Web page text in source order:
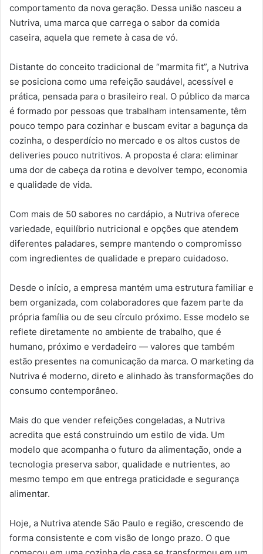
comportamento da nova geração. Dessa união nasceu a
Nutriva, uma marca que carrega o sabor da comida
caseira, aquela que remete à casa de vó.
Distante do conceito tradicional de “marmita fit”, a Nutriva
se posiciona como uma refeição saudável, acessível e
prática, pensada para o brasileiro real. O público da marca
é formado por pessoas que trabalham intensamente, têm
pouco tempo para cozinhar e buscam evitar a bagunça da
cozinha, o desperdício no mercado e os altos custos de
deliveries pouco nutritivos. A proposta é clara: eliminar
uma dor de cabeça da rotina e devolver tempo, economia
e qualidade de vida.
Com mais de 50 sabores no cardápio, a Nutriva oferece
variedade, equilíbrio nutricional e opções que atendem
diferentes paladares, sempre mantendo o compromisso
com ingredientes de qualidade e preparo cuidadoso.
Desde o início, a empresa mantém uma estrutura familiar e
bem organizada, com colaboradores que fazem parte da
própria família ou de seu círculo próximo. Esse modelo se
reflete diretamente no ambiente de trabalho, que é
humano, próximo e verdadeiro — valores que também
estão presentes na comunicação da marca. O marketing da
Nutriva é moderno, direto e alinhado às transformações do
consumo contemporâneo.
Mais do que vender refeições congeladas, a Nutriva
acredita que está construindo um estilo de vida. Um
modelo que acompanha o futuro da alimentação, onde a
tecnologia preserva sabor, qualidade e nutrientes, ao
mesmo tempo em que entrega praticidade e segurança
alimentar.
Hoje, a Nutriva atende São Paulo e região, crescendo de
forma consistente e com visão de longo prazo. O que